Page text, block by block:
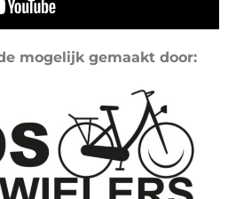
mogelijk gemaakt door: